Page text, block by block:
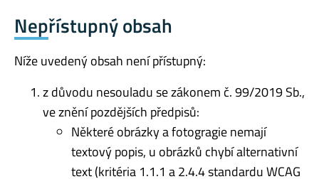
Nepřístupný obsah
Níže uvedený obsah není přístupný:
z důvodu nesouladu se zákonem č. 99/2019 Sb.,
ve znění pozdějších předpisů:
Některé obrázky a fotogragie nemají
textový popis, u obrázků chybí alternativní
text (kritéria 1.1.1 a 2.4.4 standardu WCAG